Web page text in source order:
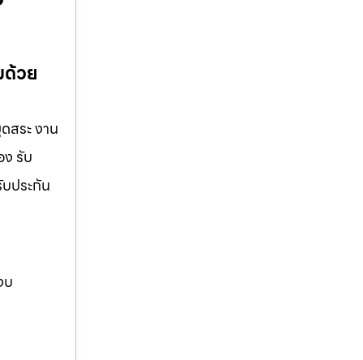
ด้วย
สระ งาน
รับ
ประกัน
บ